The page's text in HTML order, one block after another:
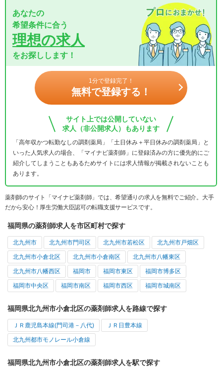
あなたの
希望条件に合う
理想の求人
をお探しします！
1分で登録完了！
無料で登録する！
サイト上では公開していない
求人（非公開求人）もあります
「高年収かつ転勤なしの調剤薬局」「土日休み＋平日休みの調剤薬局」と
いった人気求人の場合、「マイナビ薬剤師」に登録済みの方に優先的にご
紹介してしまうこともあるためサイトには求人情報が掲載されないことも
あります。
薬剤師のサイト「マイナビ薬剤師」では、希望通りの求人を無料でご紹介。大手
だから安心！厚生労働大臣認可の転職支援サービスです。
福岡県の薬剤師求人を市区町村で探す
北九州市 北九州市門司区 北九州市若松区 北九州市戸畑区
北九州市小倉北区 北九州市小倉南区 北九州市八幡東区
北九州市八幡西区 福岡市 福岡市東区 福岡市博多区
福岡市中央区 福岡市南区 福岡市西区 福岡市城南区
福岡県北九州市小倉北区の薬剤師求人を路線で探す
ＪＲ鹿児島本線(門司港－八代) ＪＲ日豊本線
北九州都市モノレール小倉線
福岡県北九州市小倉北区の薬剤師求人を駅で探す